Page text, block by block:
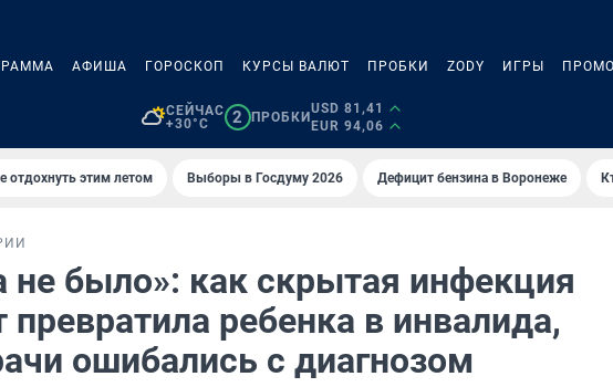
АФИША ГОРОСКОП КУРСЫ ВАЛЮТ ПРОБКИ ZODY ИГРЫ
СЕЙЧАС
+30°C
2 ПРОБКИ
USD 81,41
EUR 94,06
отдохнуть этим летом Выборы в Госдуму 2026 Дефицит бензина в Воронеже
не было»: как скрытая инфекция
превратила ребенка в инвалида,
ошибались с диагнозом